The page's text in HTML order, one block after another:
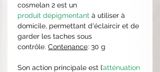
cosmelan 2 est un
produit dépigmentant à utiliser à
domicile, permettant d'éclaircir et de
garder les taches sous
contrôle. Contenance: 30 g
Son action principale est l’atténuation